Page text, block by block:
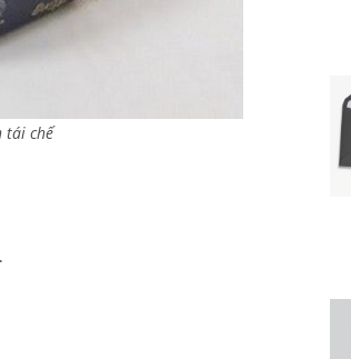
tái chế